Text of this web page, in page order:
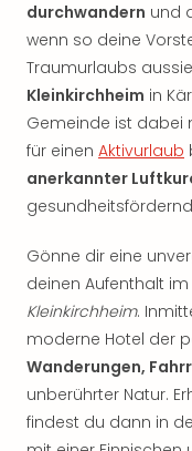
durchwandern und
wenn so deine
Traumurlaubs
Kleinkirchheim in
Gemeinde ist dabei
für einen Aktivurlaub
anerkannter
Gönne dir eine
deinen Aufenthalt im
Kleinkirchheim.
moderne Hotel der
Wanderungen,
unberührter Natur.
findest du dann in